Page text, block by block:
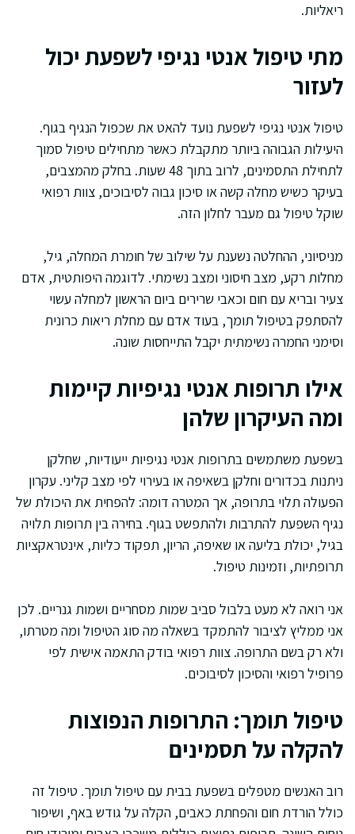
ריאליות.
מתי טיפול אנטי נגיפי לשפעת יכול
לעזור
טיפול אנטי נגיפי לשפעת נועד להאט את שכפול הנגיף בגוף.
היעילות הגבוהה ביותר מתקבלת כאשר מתחילים טיפול סמוך
לתחילת התסמינים, לרוב בתוך 48 שעות. בחלק מהמצבים,
בעיקר כשיש מחלה קשה או סיכון גבוה לסיבוכים, צוות רפואי
שוקל טיפול גם מעבר לחלון הזה.
מניסיוני, ההחלטה נשענת על שילוב של חומרת המחלה, גיל,
מחלות רקע, מצב חיסוני ומצב נשימתי. לדוגמה היפותטית, אדם
צעיר ובריא עם חום וכאבי שרירים ביום הראשון למחלה עשוי
להסתפק בטיפול תומך, בעוד אדם עם מחלת ריאות כרונית
וסימני החמרה נשימתית יקבל התייחסות שונה.
אילו תרופות אנטי נגיפיות קיימות
ומה העיקרון שלהן
בשפעת משתמשים בתרופות אנטי נגיפיות ייעודיות, שחלקן
ניתנות בכדורים וחלקן בשאיפה או בעירוי לפי מצב קליני. עקרון
הפעולה תלוי בתרופה, אך המטרה דומה: להפחית את היכולת של
נגיף השפעת להתרבות ולהתפשט בגוף. בחירה בין תרופות תלויה
בגיל, יכולת בליעה או שאיפה, הריון, תפקוד כליות, אינטראקציות
תרופתיות, וזמינות טיפול.
אני רואה לא מעט בלבול סביב שמות מסחריים ושמות גנריים. לכן
אני ממליץ לציבור להתמקד בשאלה מה סוג הטיפול ומה מטרתו,
ולא רק בשם התרופה. צוות רפואי בודק התאמה אישית לפי
פרופיל רפואי והסיכון לסיבוכים.
טיפול תומך: התרופות הנפוצות
להקלה על תסמינים
רוב האנשים מטפלים בשפעת בבית עם טיפול תומך. טיפול זה
כולל הורדת חום והפחתת כאבים, הקלה על גודש באף, ושיפור